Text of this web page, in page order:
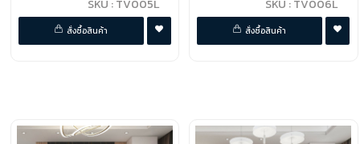
SKU : TV005L
พรีออเดอร์
สั่งซื้อสินค้า
SKU : TV006L
พรีออเดอร์
สั่งซื้อสินค้า